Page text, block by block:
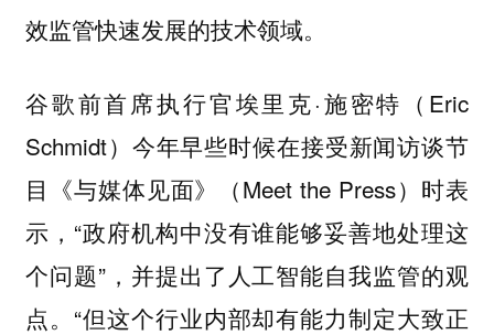
效监管快速发展的技术领域。
谷歌前首席执行官埃里克·施密特（Eric
Schmidt）今年早些时候在接受新闻访谈节
目《与媒体见面》（Meet the Press）时表
示，“政府机构中没有谁能够妥善地处理这
个问题”，并提出了人工智能自我监管的观
点。“但这个行业内部却有能力制定大致正